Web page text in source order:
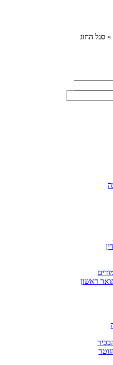
» סגל החוג
ראשון